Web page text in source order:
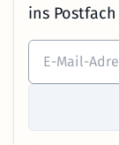
ins Postfach